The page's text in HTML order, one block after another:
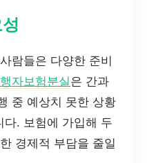
람들은 다양한 준비
자보험분실은 간과
중 예상치 못한 상황
다. 보험에 가입해 두
경제적 부담을 줄일